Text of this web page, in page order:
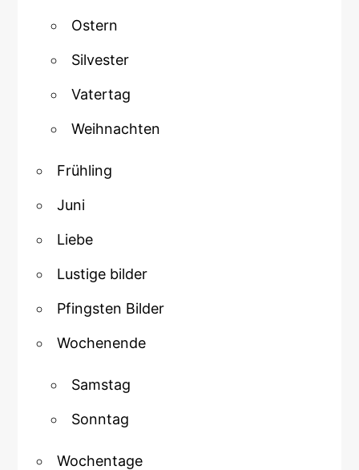
Ostern
Silvester
Vatertag
Weihnachten
Frühling
Juni
Liebe
Lustige bilder
Pfingsten Bilder
Wochenende
Samstag
Sonntag
Wochentage